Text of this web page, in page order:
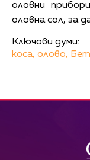
оловни
оловна сол, за
Ключови думи:
коса, олово,